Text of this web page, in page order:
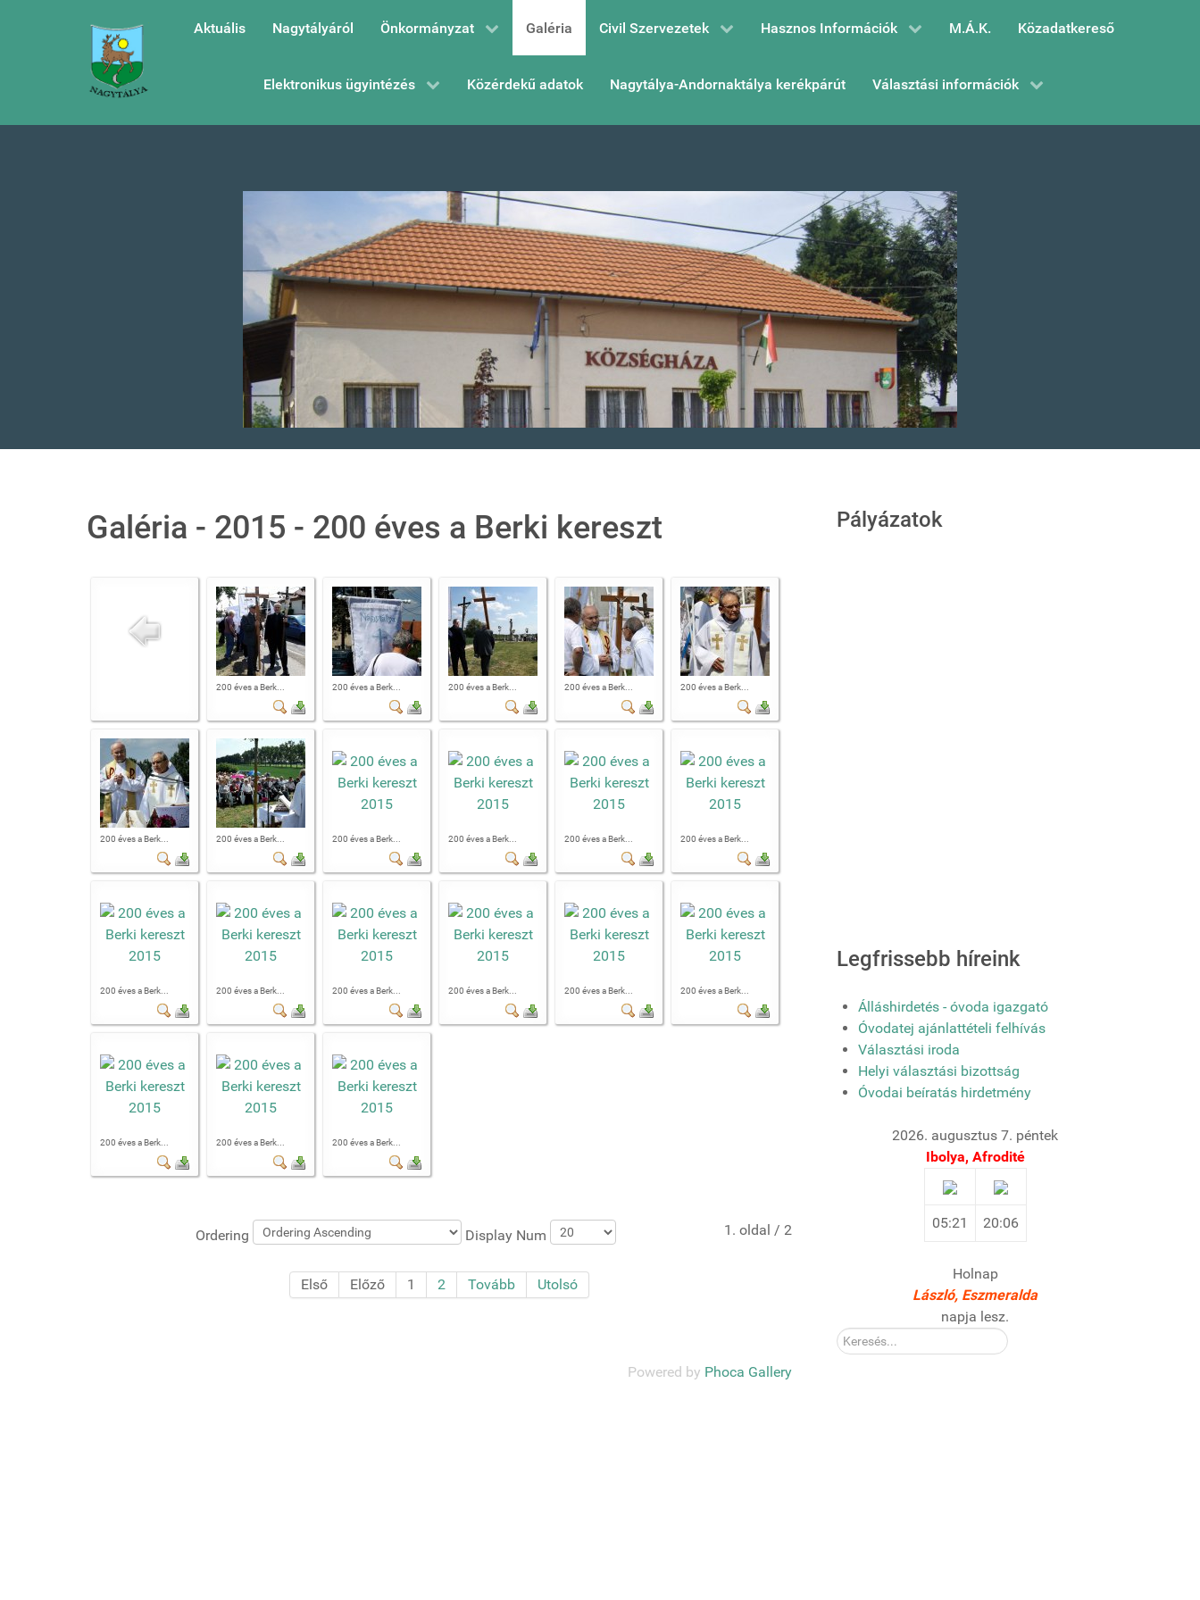
Aktuális Nagytályáról Önkormányzat Galéria Civil Szervezetek Hasznos Információk M.Á.K. Közadatkereső
Elektronikus ügyintézés Közérdekű adatok Nagytálya-Andornaktálya kerékpárút Választási információk
Galéria - 2015 - 200 éves a Berki kereszt
200 éves a Berk... 200 éves a Berk... 200 éves a Berk... 200 éves a Berk... 200 éves a Berk...
200 éves a Berk... 200 éves a Berk... 200 éves a Berk... 200 éves a Berk... 200 éves a Berk... 200 éves a Berk...
200 éves a Berk... 200 éves a Berk... 200 éves a Berk... 200 éves a Berk... 200 éves a Berk... 200 éves a Berk...
200 éves a Berk... 200 éves a Berk... 200 éves a Berk...
Ordering Display Num 1. oldal / 2
Első Előző 1 2 Tovább Utolsó
Powered by Phoca Gallery
Pályázatok
Legfrissebb híreink
Álláshirdetés - óvoda igazgató
Óvodatej ajánlattételi felhívás
Választási iroda
Helyi választási bizottság
Óvodai beíratás hirdetmény
2026. augusztus 7. péntek
Ibolya, Afrodité
05:21 20:06
Holnap
László, Eszmeralda
napja lesz.
Kereső: